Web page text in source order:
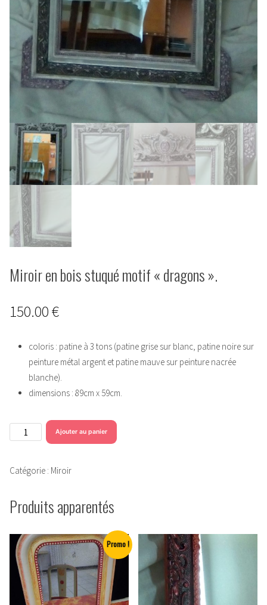
Miroir en bois stuqué motif « dragons ».
150.00€
coloris : patine à 3 tons (patine grise sur blanc, patine noire sur
peinture métal argent et patine mauve sur peinture nacrée
blanche).
dimensions : 89cm x 59cm.
quantité
en
stuqué
"dragons".
Ajouter au panier
Catégorie : Miroir
Produits apparentés
Promo !